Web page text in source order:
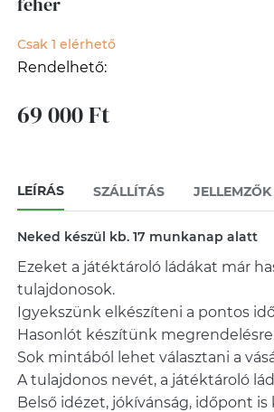
Csak 1 elérhető
Rendelhető:
69 000 Ft
LEÍRÁS SZÁLLÍTÁS JELLEMZŐK
Neked készül kb. 17 munkanap alatt
Ezeket a játéktároló ládákat már
tulajdonosok.
Igyekszünk elkészíteni a pontos
Hasonlót készítünk
Sok mintából lehet választani a
A tulajdonos nevét, a játéktároló
Belső idézet, jókívánság, időpont is